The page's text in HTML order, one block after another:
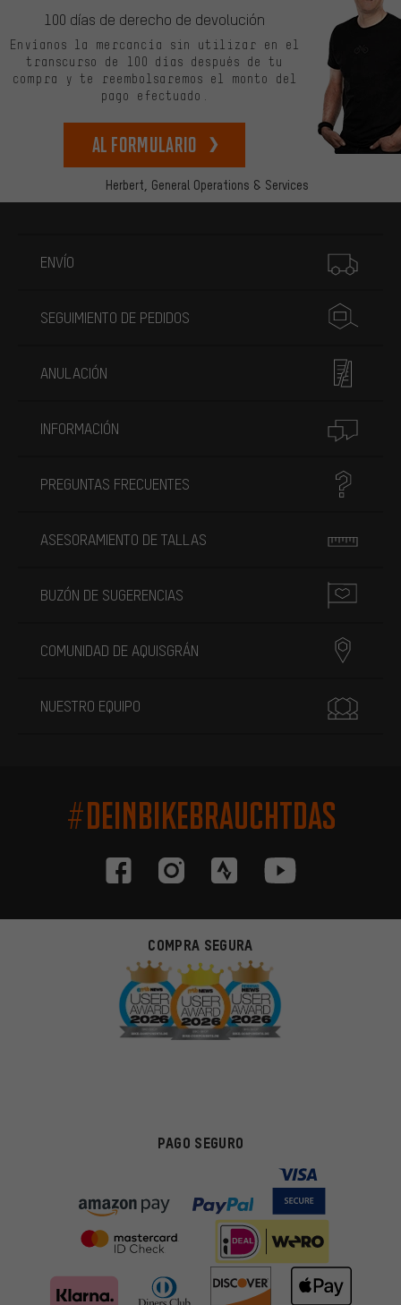
Herbert, General Operations & Services
100 días de derecho de devolución
Envíanos la mercancía sin utilizar en el
transcurso de 100 días después de tu
compra y te reembolsaremos el monto del
pago efectuado.
Al formulario
ENVÍO
SEGUIMIENTO DE PEDIDOS
ANULACIÓN
INFORMACIÓN
PREGUNTAS FRECUENTES
ASESORAMIENTO DE TALLAS
BUZÓN DE SUGERENCIAS
COMUNIDAD DE AQUISGRÁN
NUESTRO EQUIPO
#DEINBIKEBRAUCHTDAS
COMPRA SEGURA
PAGO SEGURO